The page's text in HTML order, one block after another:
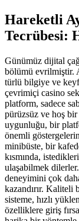
Hareketli
Tecrübesi:
Günümüz dijital
bölümü evrilmiştir.
türlü bilgiye ve
çevrimiçi casino
platform, sadece
pürüzsüz ve hoş
uygunluğu, bir
önemli
minibüste, bir
kısmında,
ulaşabilmek
deneyimini çok
kazandırır. Kaliteli
sisteme, hızlı
özelliklere giriş